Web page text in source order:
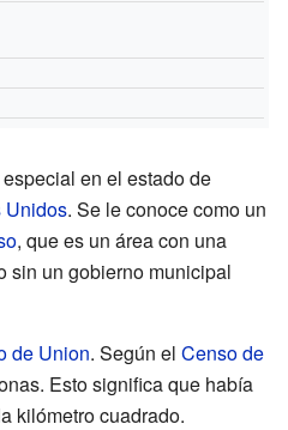
en el estado de
Unidos. Se le conoce como un
, que es un área con una
sin un gobierno municipal
de Union. Según el Censo de
Esto significa que había
kilómetro cuadrado.